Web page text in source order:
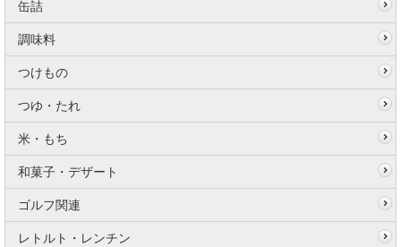
缶詰
調味料
つけもの
つゆ・たれ
米・もち
和菓子・デザート
ゴルフ関連
レトルト・レンチン